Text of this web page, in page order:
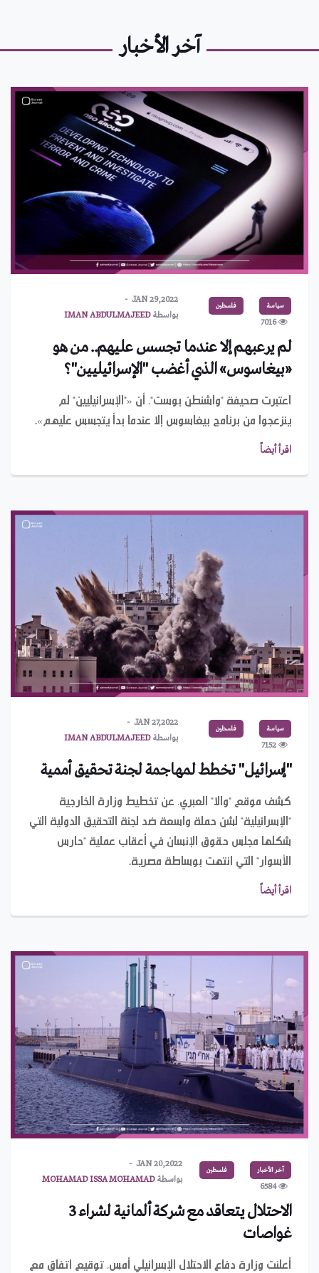
آخر الأخبار
سياسة فلسطين
7016
JAN 29,2022
بواسطةIMAN ABDULMAJEED
لم يرعبهم إلا عندما تجسس عليهم.. من هو
«بيغاسوس» الذي أغضب "الإسرائيليين"؟
اعتبرت صحيفة "واشنطن بوست"، أن «"الإسرائيليين" لم
ينزعجوا من برنامج بيغاسوس إلا عندما بدأ يتجسس عليهم».
اقرأ أيضاً
سياسة فلسطين
7152
JAN 27,2022
بواسطةIMAN ABDULMAJEED
"إسرائيل" تخطط لمهاجمة لجنة تحقيق أممية
كشف موقع "والا" العبري، عن تخطيط وزارة الخارجية
"الإسرائيلية" لشن حملة واسعة ضد لجنة التحقيق الدولية التي
شكلها مجلس حقوق الإنسان في أعقاب عملية "حارس
الأسوار" التي انتهت بوساطة مصرية.
اقرأ أيضاً
آخر الأخبار فلسطين
6584
JAN 20,2022
بواسطةMOHAMAD ISSA MOHAMAD
الاحتلال يتعاقد مع شركة ألمانية لشراء 3
غواصات
أعلنت وزارة دفاع الاحتلال الإسرائيلي أمس، توقيع اتفاق مع